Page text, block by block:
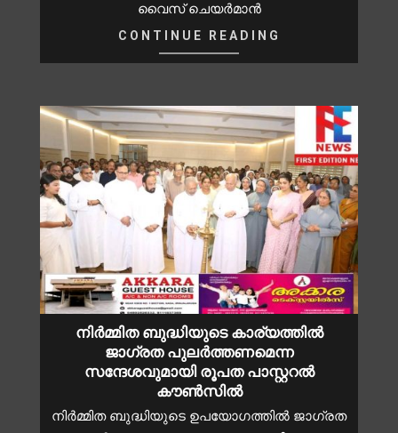
വൈസ് ചെയർമാൻ
CONTINUE READING
നിർമ്മിത ബുദ്ധിയുടെ കാര്യത്തിൽ
ജാഗ്രത പുലർത്തണമെന്ന
സന്ദേശവുമായി രൂപത പാസ്റ്ററൽ
കൗൺസിൽ
നിര്‍മ്മിത ബുദ്ധിയുടെ ഉപയോഗത്തിൽ ജാഗ്രത